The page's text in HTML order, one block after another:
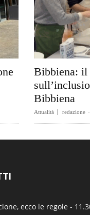
Bibbiena: il
Bibbiena
Attualità redazione -
ecco le regole -